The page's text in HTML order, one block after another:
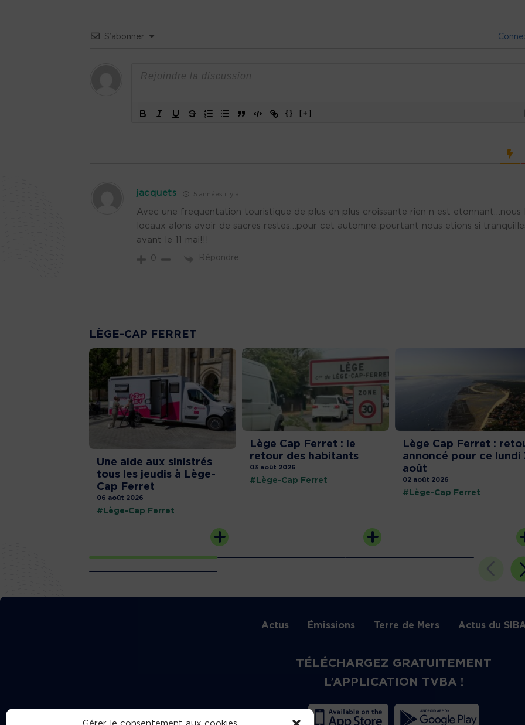
S’abonner
{} [+]
jacquets 5 années il y a
Avec une frequentation touristique de plus en plus croissante rien n est etonnant…nous
locaux alons avoir de sacres restes…pour cet automne..pourtant nous etions si
avant le 11 mai!!!
0 Répondre
LÈGE-CAP FERRET
Une aide aux sinistrés
tous les jeudis à Lège-
Cap Ferret
06 août 2026
#Lège-Cap Ferret
Lège Cap Ferret : le
retour des habitants
03 août 2026
#Lège-Cap Ferret
Lège Cap Ferret :
annoncé pour ce lundi
août
02 août 2026
#Lège-Cap Ferret
Actus Émissions Terre de Mers Actus du
TÉLÉCHARGEZ GRATUITEMENT
L’APPLICATION TVBA !